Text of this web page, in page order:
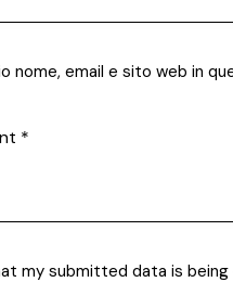
nome, email e sito web in
my submitted data is